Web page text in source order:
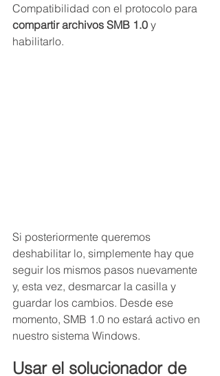
Compatibilidad con el protocolo para
compartir archivos SMB 1.0 y
habilitarlo.
Si posteriormente queremos
deshabilitar lo, simplemente hay que
seguir los mismos pasos nuevamente
y, esta vez, desmarcar la casilla y
guardar los cambios. Desde ese
momento, SMB 1.0 no estará activo en
nuestro sistema Windows.
Usar el solucionador de